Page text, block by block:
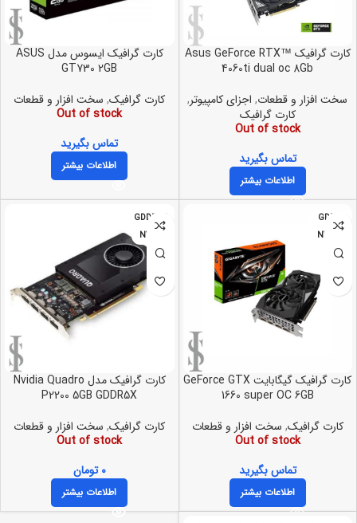
کارت گرافیک Asus GeForce RTX™
4060ti dual oc 8Gb
سخت افزار و قطعات, اجزای کامپیوتر,
کارت گرافیک
Out of stock
تماس بگیرید
اطلاعات بیشتر
کارت گرافیک ایسوس مدل ASUS
GT730 2GB
کارت گرافیک, سخت افزار و قطعات
Out of stock
تماس بگیرید
اطلاعات بیشتر
GDDR6
NVIDIA
کارت گرافیک گیگابایت GeForce GTX
1660 super OC 6GB
کارت گرافیک, سخت افزار و قطعات
Out of stock
تماس بگیرید
اطلاعات بیشتر
GDDR5X
NVIDIA
کارت گرافیک مدل Nvidia Quadro
P2200 5GB GDDR5X
کارت گرافیک, سخت افزار و قطعات
Out of stock
۰ تومان
اطلاعات بیشتر